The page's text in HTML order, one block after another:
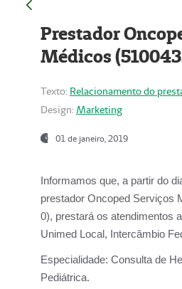
Prestador
Médicos
Texto: Relacionamento do
Design: Marketing
01 de janeiro, 2019
Informamos que, a partir do
prestador Oncoped Serviços
0), prestará os atendimentos
Unimed Local, Intercâmbio
Especialidade: Consulta de
Pediátrica.